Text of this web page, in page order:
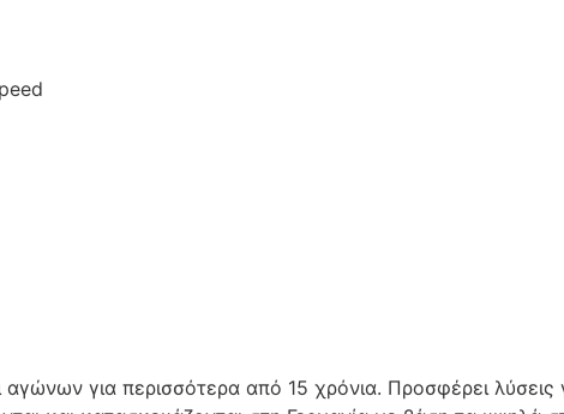
για περισσότερα από 15 χρόνια. Προσφέρει λύσεις